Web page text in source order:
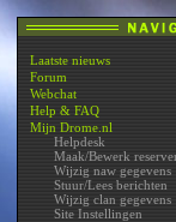
Laatste nieuws
Forum
Webchat
Help & FAQ
Mijn Drome.nl
Helpdesk
Maak/Bewerk
Wijzig naw gegevens
Stuur/Lees berichten
Wijzig clan gegevens
Site Instellingen